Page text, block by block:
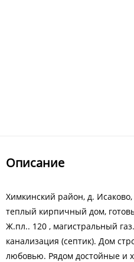
Описание
Химкинский район, д.
теплый кирпичный дом,
Ж.пл.. 120 , магистральный
канализация (септик). Дом
любовью. Рядом достойные и